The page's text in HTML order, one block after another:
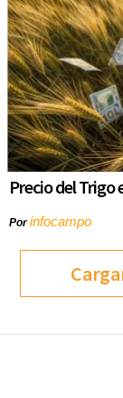
Precio del Trigo
Porinfocampo